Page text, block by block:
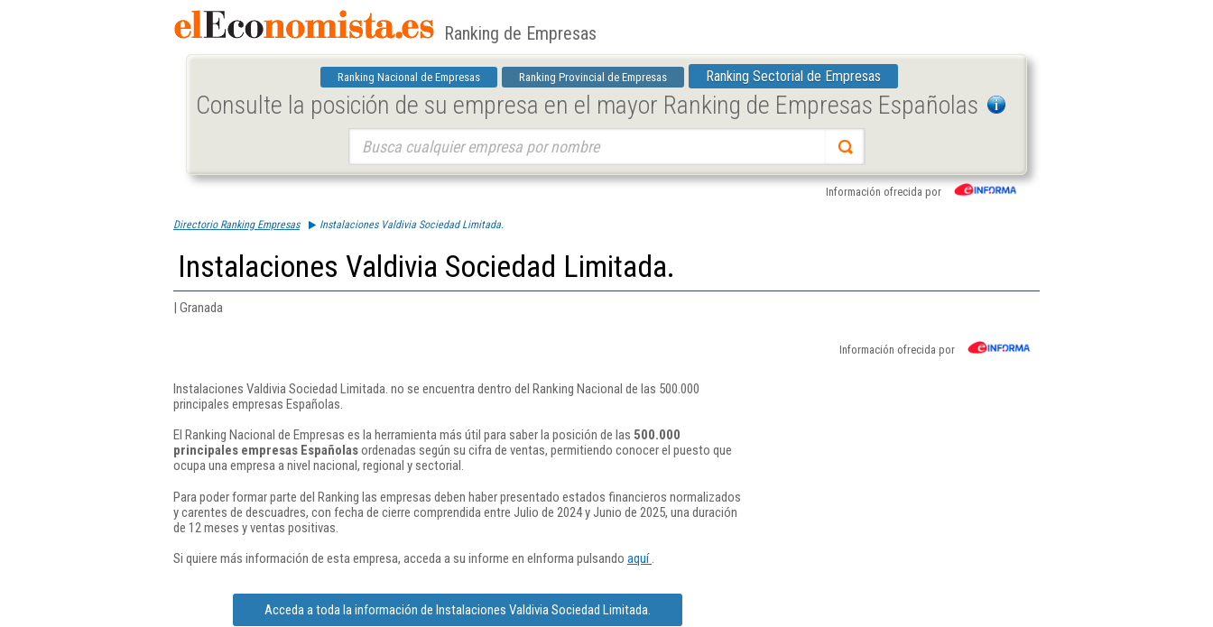
Ranking de Empresas
Ranking Nacional de Empresas Ranking Provincial de Empresas Ranking Sectorial de Empresas
Consulte la posición de su empresa en el mayor Ranking de Empresas Españolas
Información ofrecida por
Directorio Ranking Empresas Instalaciones Valdivia Sociedad Limitada.
Instalaciones Valdivia Sociedad Limitada.
| Granada
Información ofrecida por
Instalaciones Valdivia Sociedad Limitada. no se encuentra dentro del Ranking Nacional de las 500.000
principales empresas Españolas.
El Ranking Nacional de Empresas es la herramienta más útil para saber la posición de las 500.000
principales empresas Españolasordenadas según su cifra de ventas, permitiendo conocer el puesto que
ocupa una empresa a nivel nacional, regional y sectorial.
Para poder formar parte del Ranking las empresas deben haber presentado estados financieros normalizados
y carentes de descuadres, con fecha de cierre comprendida entre Julio de 2024 y Junio de 2025, una duración
de 12 meses y ventas positivas.
Si quiere más información de esta empresa, acceda a su informe en eInforma pulsando aquí.
Acceda a toda la información de Instalaciones Valdivia Sociedad Limitada.